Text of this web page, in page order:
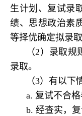
生计划、复试录
绩、思想政治素
等择优确定拟录取
（2）录取
录取。
（3）有以下
a. 复试不合格
b. 经查实，